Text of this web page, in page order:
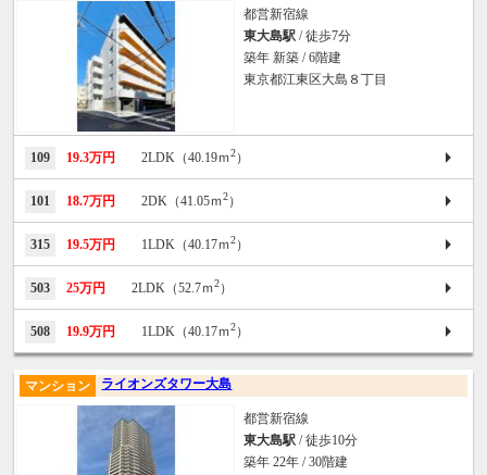
都営新宿線
東大島駅 / 徒歩7分
築年 新築 / 6階建
東京都江東区大島８丁目
109 19.3万円 2LDK（40.19ｍ2）
101 18.7万円 2DK（41.05ｍ2）
315 19.5万円 1LDK（40.17ｍ2）
503 25万円 2LDK（52.7ｍ2）
508 19.9万円 1LDK（40.17ｍ2）
ライオンズタワー大島
マンション
都営新宿線
東大島駅 / 徒歩10分
築年 22年 / 30階建